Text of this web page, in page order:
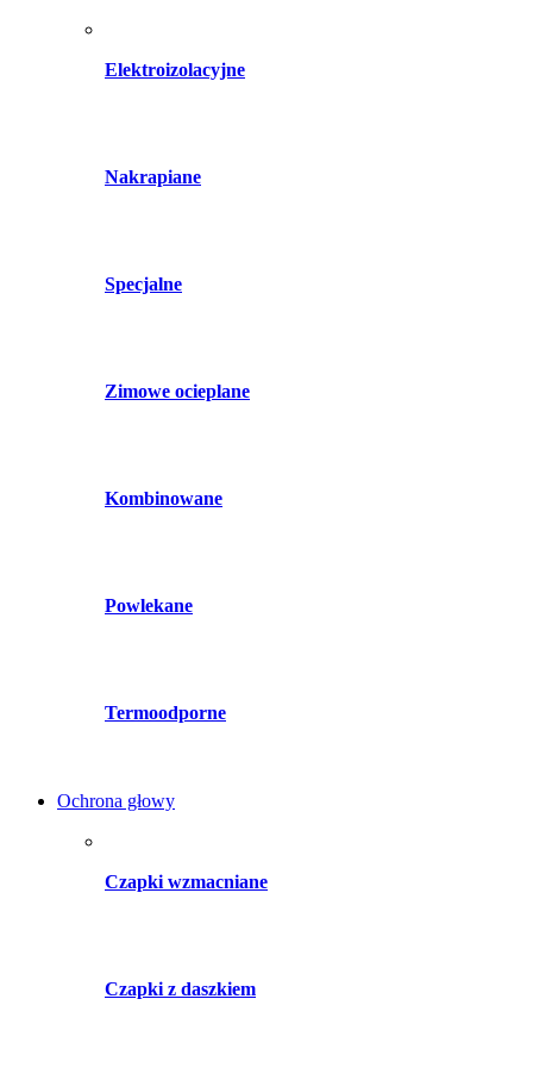
Elektroizolacyjne
Nakrapiane
Specjalne
Zimowe ocieplane
Kombinowane
Powlekane
Termoodporne
Ochrona głowy
Czapki wzmacniane
Czapki z daszkiem